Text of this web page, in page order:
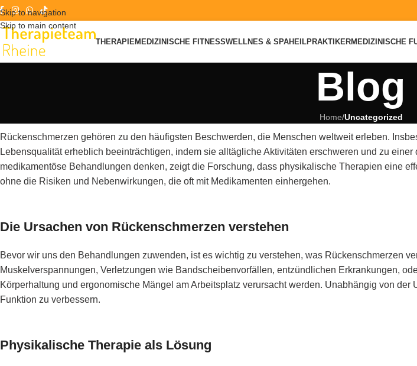
Skip to navigation
Skip to main content
THERAPIEMEDIZINISCHE FITNESSWELLNES & SPAHEILPRAKTIKERMEDIZINISCHE
Blog
Home/Uncategorized
Rückenschmerzen gehören zu den häufigsten Beschwerden, die Menschen weltweit erleben.
Lebensqualität erheblich beeinträchtigen, indem sie alltägliche Aktivitäten erschweren und zu
medikamentöse Behandlungen denken, zeigt die Forschung, dass physikalische Therapien eine
ohne die Risiken und Nebenwirkungen, die oft mit Medikamenten einhergehen.
Die Ursachen von Rückenschmerzen verstehen
Bevor wir uns den Behandlungen zuwenden, ist es wichtig zu verstehen, was Rückenschmerzen
Muskelverspannungen, Verletzungen wie Bandscheibenvorfällen, entzündlichen Erkrankungen,
Körperhaltung und ergonomische Mängel am Arbeitsplatz verursacht werden. Unabhängig von
Funktion zu verbessern.
Physikalische Therapie als Lösung